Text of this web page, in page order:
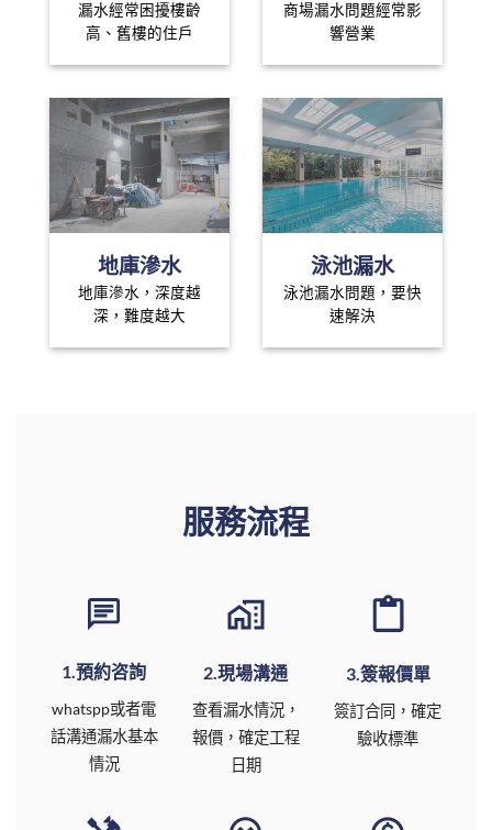
漏水經常困擾樓齡
高、舊樓的住戶
商場漏水問題經常影
響營業
地庫滲水
地庫滲水，深度越
深，難度越大
泳池漏水
泳池漏水問題，要快
速解決
服務流程
1.預約咨詢
whatspp或者電
話溝通漏水基本
情況
2.現場溝通
查看漏水情況，
報價，確定工程
日期
3.簽報價單
簽訂合同，確定
驗收標準